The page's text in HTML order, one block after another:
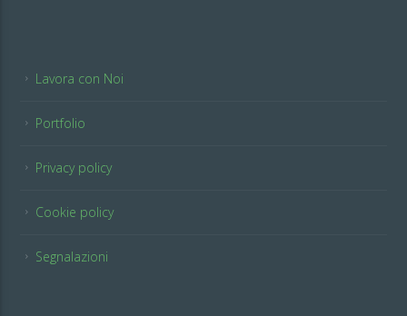
Lavora con Noi
Portfolio
Privacy policy
Cookie policy
Segnalazioni